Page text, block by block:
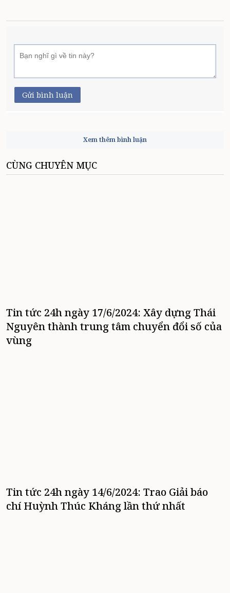
Gửi bình luận
Xem thêm bình luận
CÙNG CHUYÊN MỤC
Tin tức 24h ngày 17/6/2024: Xây dựng Thái
Nguyên thành trung tâm chuyển đổi số của
vùng
Tin tức 24h ngày 14/6/2024: Trao Giải báo
chí Huỳnh Thúc Kháng lần thứ nhất